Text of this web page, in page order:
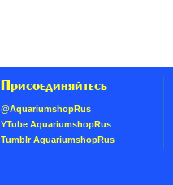
Присоединяйтесь
@AquariumshopRus
YTube AquariumshopRus
Tumblr AquariumshopRus